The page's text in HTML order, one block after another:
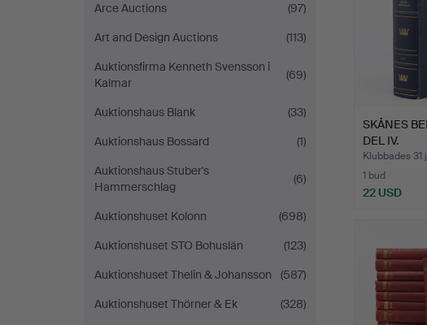
Arce Auctions
(97)
Art and Design Auctions
(113)
Auktionsfirma Kenneth Svensson i
Kalmar
(69)
Auktionshaus Blank
(33)
Auktionshaus Bossard
(1)
Auktionshaus Stuber's
Hammerschlag
(6)
Auktionshuset Kolonn
(698)
Auktionshuset STO Bohuslän
(123)
Auktionshuset Thelin & Johansson
(587)
Auktionshuset Thörner & Ek
(328)
SKÅNES
DEL IV.
Klubbades 31
1 bud
22 USD